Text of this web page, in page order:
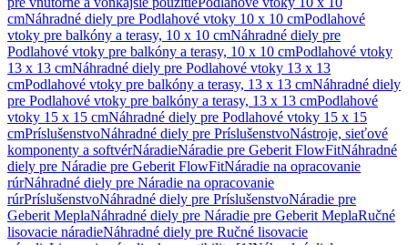
cmNáhradné diely pre Podlahové vtoky 10 x 10 cmPodlahové
vtoky pre balkóny a terasy, 10 x 10 cmNáhradné diely pre
Podlahové vtoky pre balkóny a terasy, 10 x 10 cmPodlahové vtoky
13 x 13 cmNáhradné diely pre Podlahové vtoky 13 x 13
cmPodlahové vtoky pre balkóny a terasy, 13 x 13 cmNáhradné diely
pre Podlahové vtoky pre balkóny a terasy, 13 x 13 cmPodlahové
vtoky 15 x 15 cmNáhradné diely pre Podlahové vtoky 15 x 15
cmPríslušenstvoNáhradné diely pre PríslušenstvoNástroje, sieťové
komponenty a softvérNáradieNáradie pre Geberit FlowFitNáhradné
diely pre Náradie pre Geberit FlowFitNáradie na opracovanie
rúrNáhradné diely pre Náradie na opracovanie
rúrPríslušenstvoNáhradné diely pre PríslušenstvoNáradie pre
Geberit MeplaNáhradné diely pre Náradie pre Geberit MeplaRučné
lisovacie náradieNáhradné diely pre Ručné lisovacie